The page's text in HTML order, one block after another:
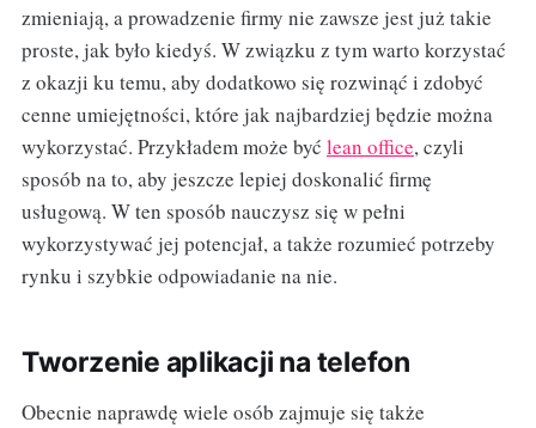
zmieniają, a prowadzenie firmy nie zawsze jest już takie
proste, jak było kiedyś. W związku z tym warto korzystać
z okazji ku temu, aby dodatkowo się rozwinąć i zdobyć
cenne umiejętności, które jak najbardziej będzie można
wykorzystać. Przykładem może być lean office, czyli
sposób na to, aby jeszcze lepiej doskonalić firmę
usługową. W ten sposób nauczysz się w pełni
wykorzystywać jej potencjał, a także rozumieć potrzeby
rynku i szybkie odpowiadanie na nie.
Tworzenie aplikacji na telefon
Obecnie naprawdę wiele osób zajmuje się także